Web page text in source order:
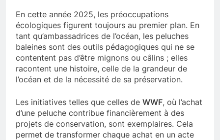
En cette année 2025, les préoccupations
écologiques figurent toujours au premier plan. En
tant qu’ambassadrices de l’océan, les peluches
baleines sont des outils pédagogiques qui ne se
contentent pas d’être mignons ou câlins ; elles
racontent une histoire, celle de la grandeur de
l’océan et de la nécessité de sa préservation.
Les initiatives telles que celles de WWF, où l’achat
d’une peluche contribue financièrement à des
projets de conservation, sont exemplaires. Cela
permet de transformer chaque achat en un acte